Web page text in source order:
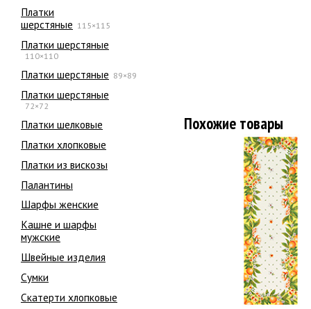
Платки
шерстяные 115×115
Платки шерстяные
110×110
Платки шерстяные 89×89
Платки шерстяные
72×72
Платки шелковые
Платки хлопковые
Платки из вискозы
Палантины
Шарфы женские
Кашне и шарфы
мужские
Швейные изделия
Сумки
Скатерти хлопковые
Похожие товары